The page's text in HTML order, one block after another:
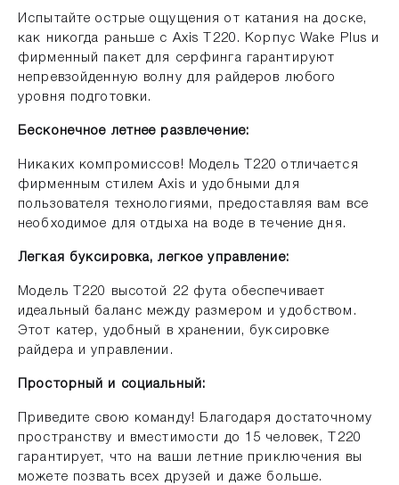
Испытайте острые ощущения от катания на доске,
как никогда раньше с Axis T220. Корпус Wake Plus и
фирменный пакет для серфинга гарантируют
непревзойденную волну для райдеров любого
уровня подготовки.
Бесконечное летнее развлечение:
Никаких компромиссов! Модель T220 отличается
фирменным стилем Axis и удобными для
пользователя технологиями, предоставляя вам все
необходимое для отдыха на воде в течение дня.
Легкая буксировка, легкое управление:
Модель T220 высотой 22 фута обеспечивает
идеальный баланс между размером и удобством.
Этот катер, удобный в хранении, буксировке
райдера и управлении.
Просторный и социальный:
Приведите свою команду! Благодаря достаточному
пространству и вместимости до 15 человек, T220
гарантирует, что на ваши летние приключения вы
можете позвать всех друзей и даже больше.